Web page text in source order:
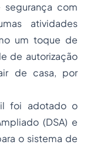
com
atividades
um toque de
de autorização
de casa, por
foi adotado o
(DSA) e
o sistema de